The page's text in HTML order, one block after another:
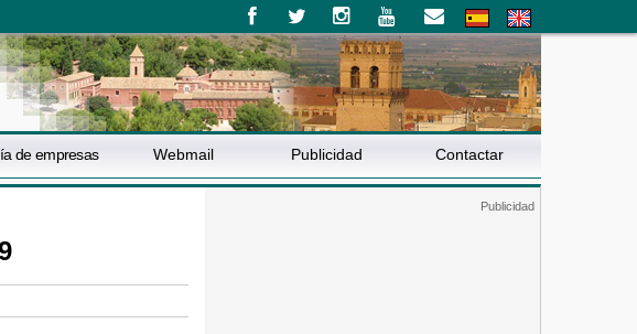
de empresas Webmail Publicidad Contactar